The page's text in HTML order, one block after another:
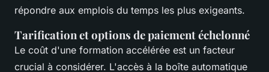
répondre aux emplois du temps les plus exigeants.
Tarification et options de paiement échelonné
Le coût d'une formation accélérée est un facteur
crucial à considérer. L'accès à la boîte automatique